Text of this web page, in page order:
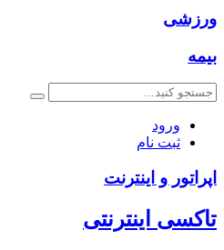
ورزشی
بیمه
ورود
ثبت نام
اپراتور و اینترنت
تاکسی اینترنتی